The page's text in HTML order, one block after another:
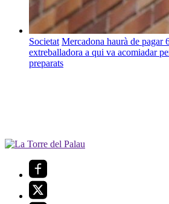
Societat Mercadona haurà de pagar
extreballadora a qui va acomiadar
preparats